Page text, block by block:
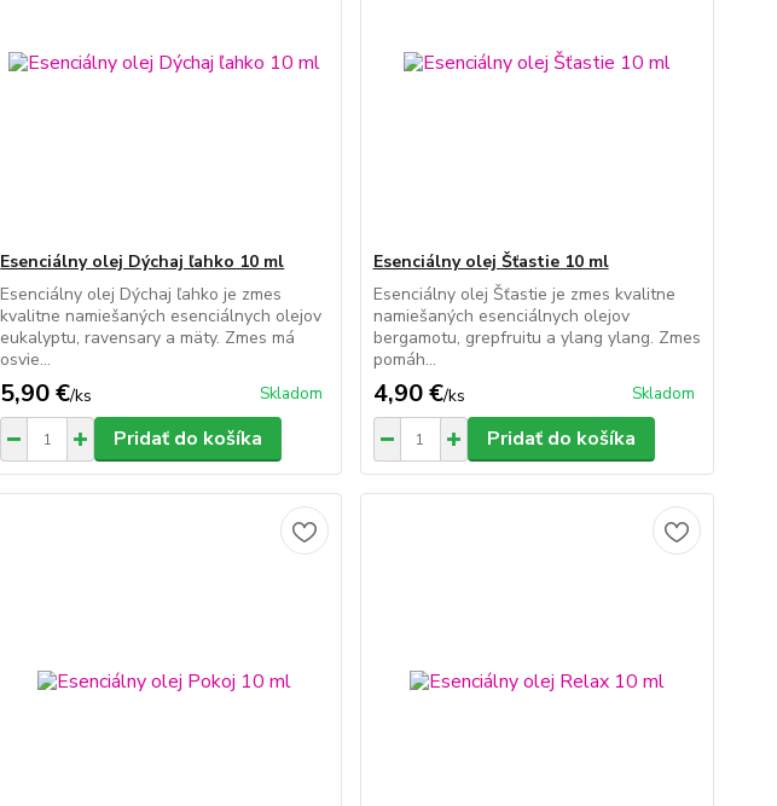
Esenciálny olej Dýchaj ľahko 10 ml
Esenciálny olej Dýchaj ľahko je zmes
kvalitne namiešaných esenciálnych olejov
eukalyptu, ravensary a mäty. Zmes má
osvie...
5,90 €/ks Skladom
Pridať do košíka
Esenciálny olej Šťastie 10 ml
Esenciálny olej Šťastie je zmes kvalitne
namiešaných esenciálnych olejov
bergamotu, grepfruitu a ylang ylang. Zmes
pomáh...
4,90 €/ks Skladom
Pridať do košíka